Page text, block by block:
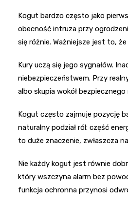
Kogut bardzo często jako
obecność intruza przy
się różnie. Ważniejsze jest to,
Kury uczą się jego sygnałów.
niebezpieczeństwem. Przy
albo skupia wokół
Kogut często zajmuje pozycję
naturalny podział ról: część
to duże znaczenie, zwłaszcza
Nie każdy kogut jest równie
który wszczyna alarm bez
funkcja ochronna przynosi